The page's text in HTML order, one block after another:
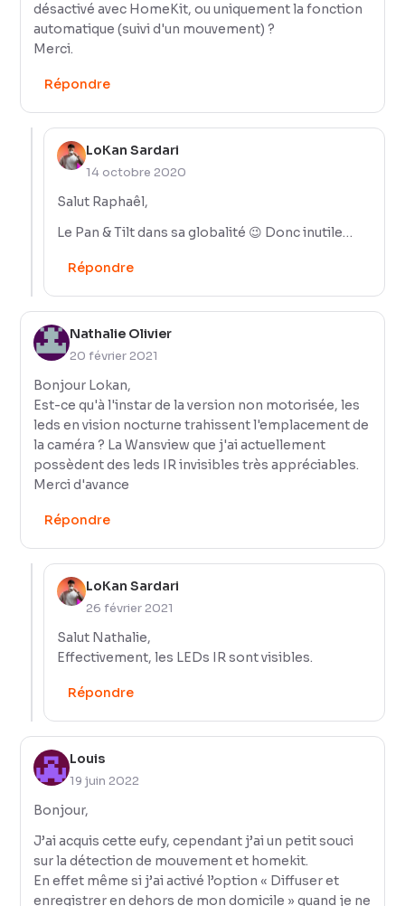
désactivé avec HomeKit, ou uniquement la fonction
automatique (suivi d'un mouvement) ?
Merci.
Répondre
LoKan Sardari
14 octobre 2020
Salut Raphaêl,
Le Pan & Tilt dans sa globalité 😉 Donc inutile…
Répondre
Nathalie Olivier
20 février 2021
Bonjour Lokan,
Est-ce qu'à l'instar de la version non motorisée, les
leds en vision nocturne trahissent l'emplacement de
la caméra ? La Wansview que j'ai actuellement
possèdent des leds IR invisibles très appréciables.
Merci d'avance
Répondre
LoKan Sardari
26 février 2021
Salut Nathalie,
Effectivement, les LEDs IR sont visibles.
Répondre
Louis
19 juin 2022
Bonjour,
J’ai acquis cette eufy, cependant j’ai un petit souci
sur la détection de mouvement et homekit.
En effet même si j’ai activé l’option « Diffuser et
enregistrer en dehors de mon domicile » quand je ne